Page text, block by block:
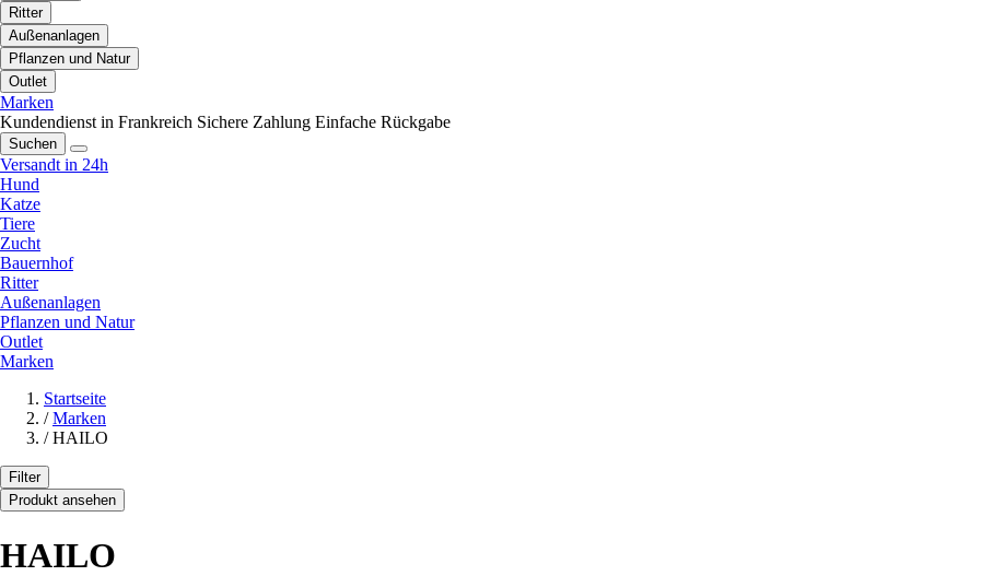
Ritter
Außenanlagen
Pflanzen und Natur
Outlet
Marken
Kundendienst in Frankreich Sichere Zahlung Einfache Rückgabe
Suchen
Versandt in 24h
Hund
Katze
Tiere
Zucht
Bauernhof
Ritter
Außenanlagen
Pflanzen und Natur
Outlet
Marken
Startseite
/ Marken
/ HAILO
Filter
Produkt ansehen
HAILO